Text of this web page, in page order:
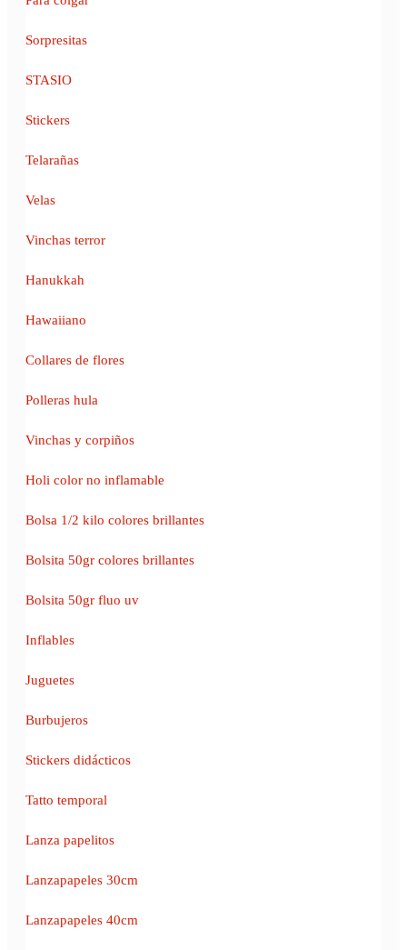
Sorpresitas
STASIO
Stickers
Telarañas
Velas
Vinchas terror
Hanukkah
Hawaiiano
Collares de flores
Polleras hula
Vinchas y corpiños
Holi color no inflamable
Bolsa 1/2 kilo colores brillantes
Bolsita 50gr colores brillantes
Bolsita 50gr fluo uv
Inflables
Juguetes
Burbujeros
Stickers didácticos
Tatto temporal
Lanza papelitos
Lanzapapeles 30cm
Lanzapapeles 40cm